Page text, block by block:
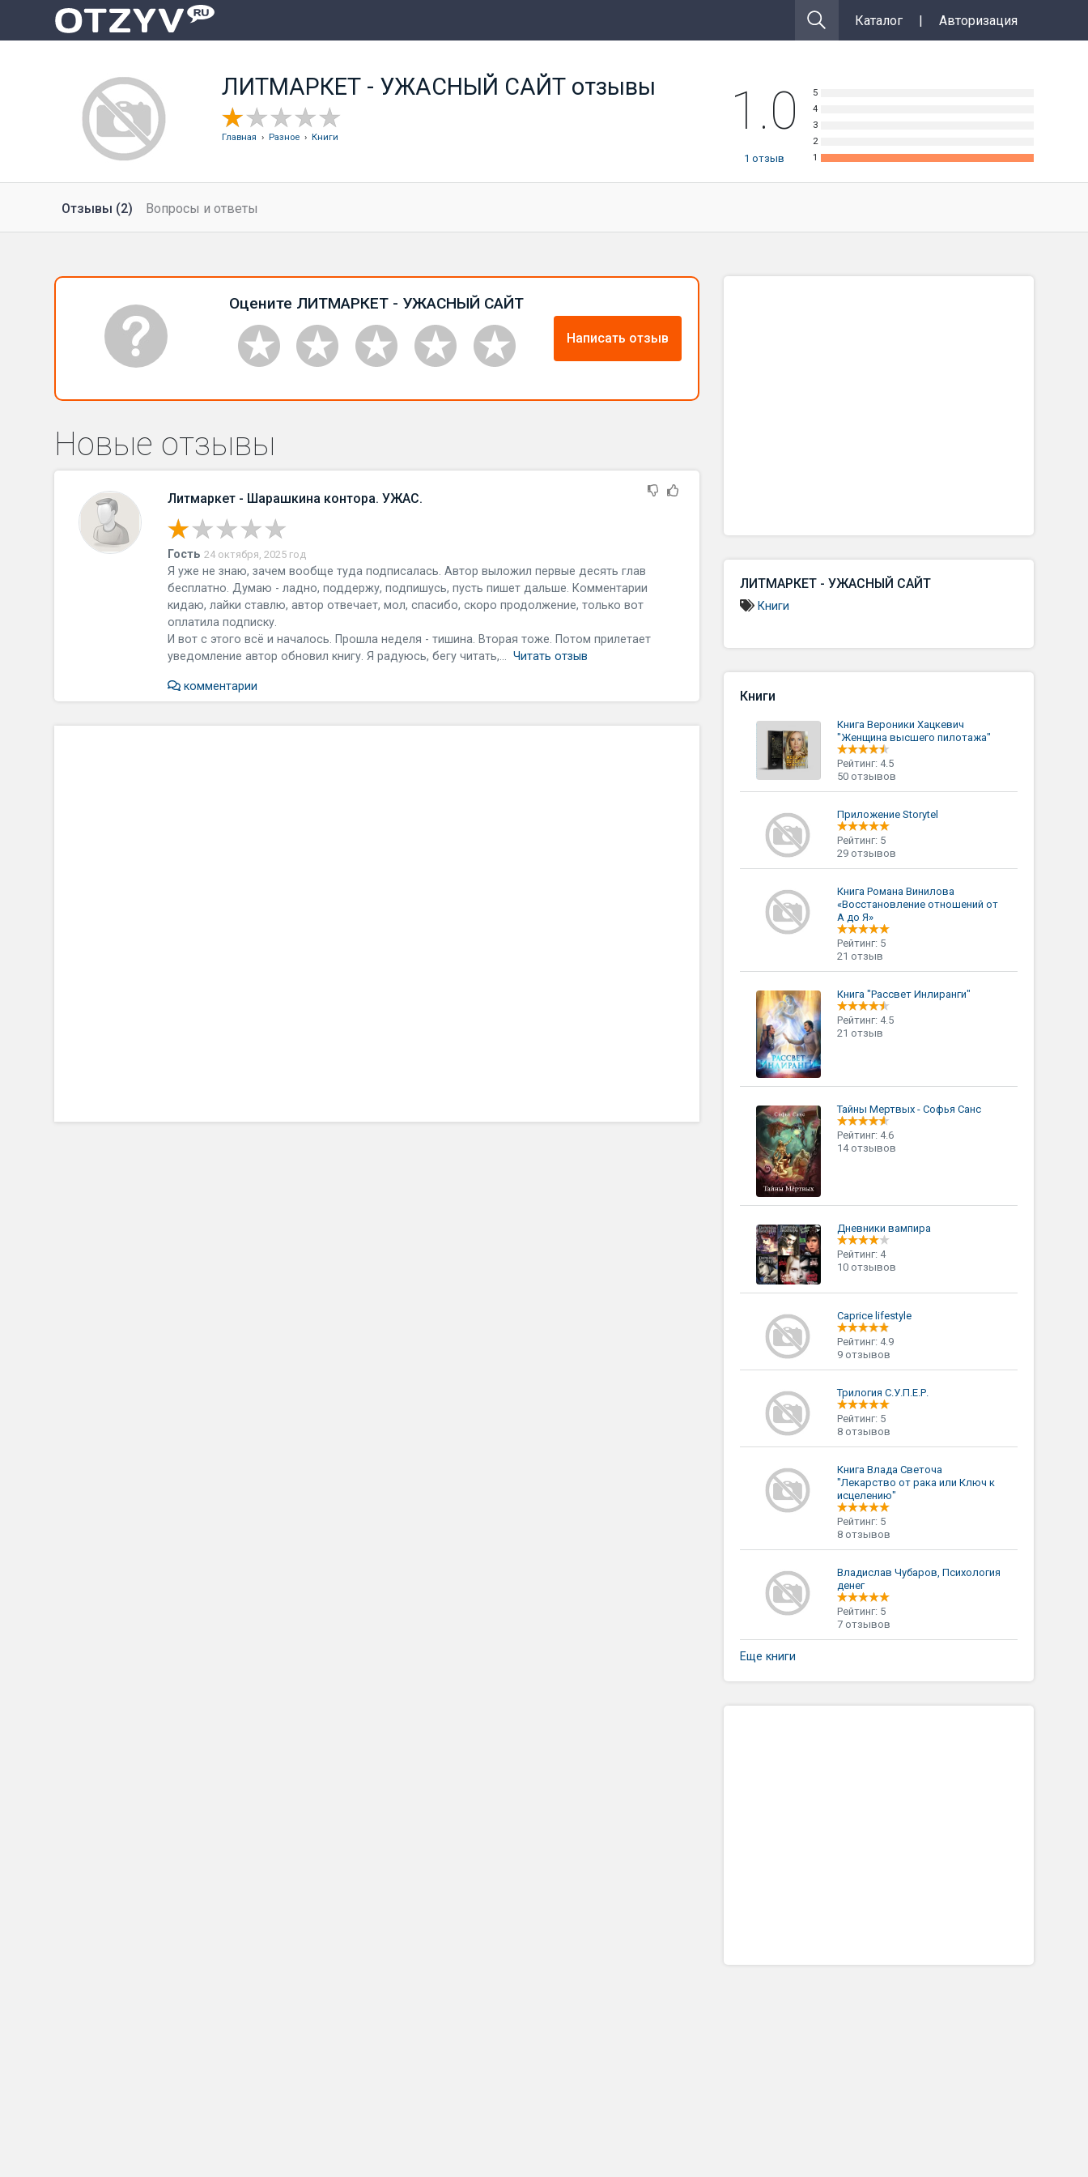
Каталог | Авторизация
ЛИТМАРКЕТ - УЖАСНЫЙ САЙТ отзывы
Главная › Разное› Книги 1.0
1 отзыв
Отзывы (2) Вопросы и ответы
Оцените ЛИТМАРКЕТ - УЖАСНЫЙ САЙТ
Написать отзыв
Новые отзывы
Литмаркет - Шарашкина контора. УЖАС.
Гость 24 октября, 2025 год
Я уже не знаю, зачем вообще туда подписалась. Автор выложил первые десять глав
бесплатно. Думаю - ладно, поддержу, подпишусь, пусть пишет дальше. Комментарии
кидаю, лайки ставлю, автор отвечает, мол, спасибо, скоро продолжение, только вот
оплатила подписку.
И вот с этого всё и началось. Прошла неделя - тишина. Вторая тоже. Потом прилетает
уведомление автор обновил книгу. Я радуюсь, бегу читать,...Читать отзыв
комментарии
ЛИТМАРКЕТ - УЖАСНЫЙ САЙТ
Книги
Книги
Книга Вероники Хацкевич
"Женщина высшего пилотажа"
Рейтинг: 4.5
50 отзывов
Приложение Storytel
Рейтинг: 5
29 отзывов
Книга Романа Винилова
«Восстановление отношений от
А до Я»
Рейтинг: 5
21 отзыв
Книга "Рассвет Инлиранги"
Рейтинг: 4.5
21 отзыв
Тайны Мертвых - Софья Санс
Рейтинг: 4.6
14 отзывов
Дневники вампира
Рейтинг: 4
10 отзывов
Caprice lifestyle
Рейтинг: 4.9
9 отзывов
Трилогия С.У.П.Е.Р.
Рейтинг: 5
8 отзывов
Книга Влада Светоча
"Лекарство от рака или Ключ к
исцелению"
Рейтинг: 5
8 отзывов
Владислав Чубаров, Психология
денег
Рейтинг: 5
7 отзывов
Еще книги